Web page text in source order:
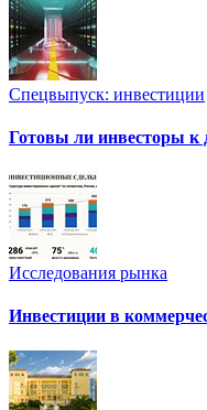
Спецвыпуск: инвестиции
Готовы ли инвесторы к
Исследования рынка
Инвестиции в